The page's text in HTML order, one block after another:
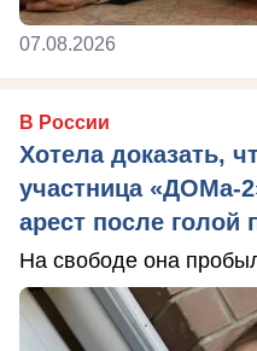
07.08.2026
В России
Хотела доказать,
участница «ДОМа-
арест после голой
На свободе она